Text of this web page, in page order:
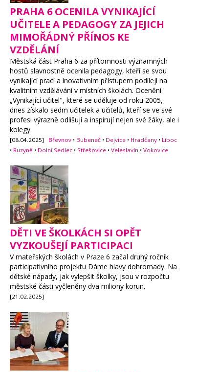
PRAHA 6 OCENILA VYNIKAJÍCÍ
UČITELE A PEDAGOGY ZA JEJICH
MIMOŘÁDNÝ PŘÍNOS KE
VZDĚLÁNÍ
Městská část Praha 6 za přítomnosti významných
hostů slavnostně ocenila pedagogy, kteří se svou
vynikající prací a inovativním přístupem podílejí na
kvalitním vzdělávání v místních školách. Ocenění
„Vynikající učitel", které se uděluje od roku 2005,
dnes získalo sedm učitelek a učitelů, kteří se ve své
profesi výrazně odlišují a inspirují nejen své žáky, ale i
kolegy.
[08.04.2025] Břevnov • Bubeneč • Dejvice • Hradčany • Liboc
• Ruzyně • Dolní Sedlec • Střešovice • Veleslavín • Vokovice
DĚTI VE ŠKOLKÁCH SI OPĚT
VYZKOUŠEJÍ PARTICIPACI
V mateřských školách v Praze 6 začal druhý ročník
participativního projektu Dáme hlavy dohromady. Na
dětské nápady, jak vylepšit školky, jsou v rozpočtu
městské části vyčleněny dva miliony korun.
[21.02.2025]